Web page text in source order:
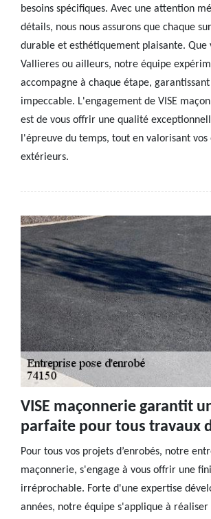
besoins spécifiques. Avec une attention
détails, nous nous assurons que chaque
durable et esthétiquement plaisante. Que
Vallieres ou ailleurs, notre équipe
accompagne à chaque étape,
impeccable. L'engagement de VISE
est de vous offrir une qualité
l'épreuve du temps, tout en valorisant vos
extérieurs.
VISE maçonnerie garantit
parfaite pour tous travaux
Pour tous vos projets d’enrobés, notre
maçonnerie, s'engage à vous offrir une
irréprochable. Forte d'une expertise
années, notre équipe s'applique à réaliser